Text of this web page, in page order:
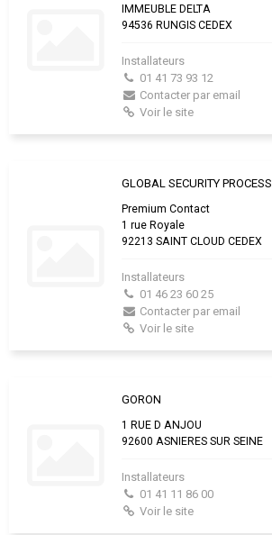
IMMEUBLE DELTA
94536 RUNGIS CEDEX
Installateurs
01 41 73 93 12
Contacter par email
Voir le site
GLOBAL SECURITY PROCESS
Premium Contact
1 rue Royale
92213 SAINT CLOUD CEDEX
Installateurs
01 46 23 60 25
Contacter par email
Voir le site
GORON
1 RUE D ANJOU
92600 ASNIERES SUR SEINE
Installateurs
01 41 11 86 00
Voir le site